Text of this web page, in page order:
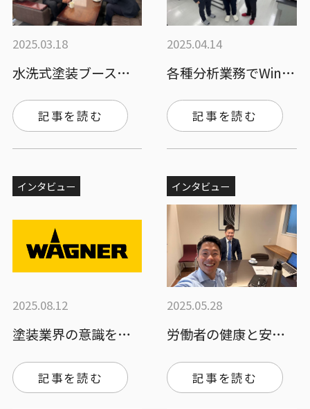
2025.03.18
水洗式塗装ブース用凝集剤で清掃作業の時間…
記事を読む
2025.04.14
各種分析業務でWin-Winの関係を構築…
記事を読む
インタビュー
2025.08.12
塗装業界の意識をWebマーケティングで変…
記事を読む
インタビュー
2025.05.28
労働者の健康と安全を守るために今後も協業…
記事を読む